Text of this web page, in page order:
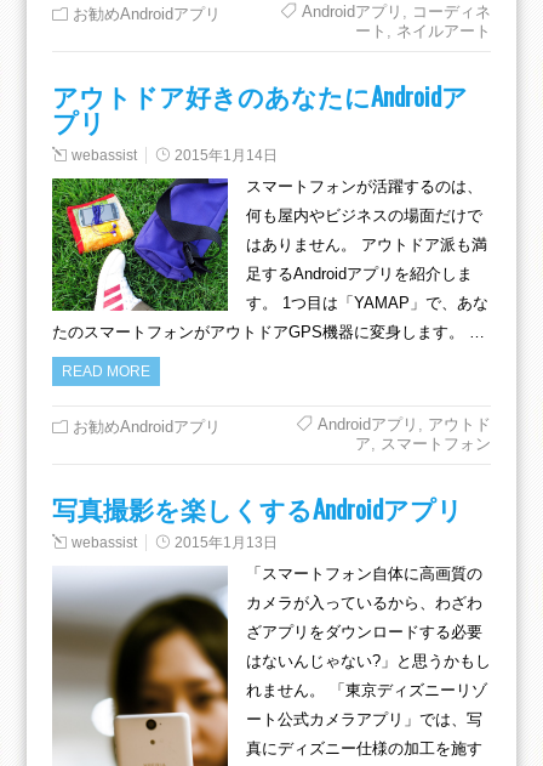
お勧めAndroidアプリ Androidアプリ
コーディネ
ート
ネイルアート
アウトドア好きのあなたにAndroidア
プリ
webassist 2015年1月14日
スマートフォンが活躍するのは、
何も屋内やビジネスの場面だけで
はありません。 アウトドア派も満
足するAndroidアプリを紹介しま
す。 1つ目は「YAMAP」で、あな
たのスマートフォンがアウトドアGPS機器に変身します。 …
READ MORE
お勧めAndroidアプリ Androidアプリ
アウトド
ア
スマートフォン
写真撮影を楽しくするAndroidアプリ
webassist 2015年1月13日
「スマートフォン自体に高画質の
カメラが入っているから、わざわ
ざアプリをダウンロードする必要
はないんじゃない?」と思うかもし
れません。 「東京ディズニーリゾ
ート公式カメラアプリ」では、写
真にディズニー仕様の加工を施す